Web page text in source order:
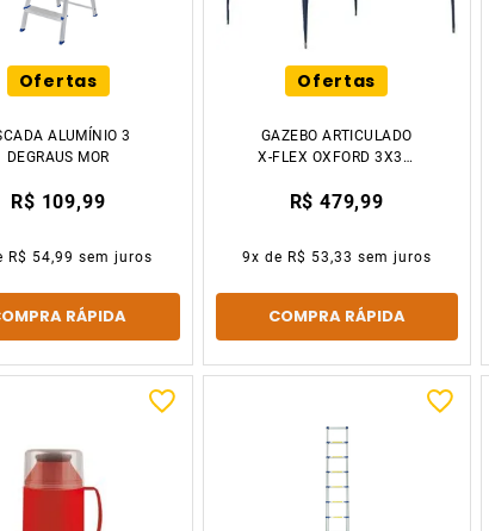
Ofertas
ALUMÍNIO 3
DEGRAUS MOR
R$ 109,99
R$ 54,99 sem juros
RÁPIDA
Ofertas
GAZEBO ARTICULADO
X-FLEX OXFORD 3X3M
R$ 479,99
9x de R$ 53,33 sem juros
COMPRA RÁPIDA